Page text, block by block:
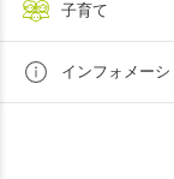
子育て
インフォメーシ